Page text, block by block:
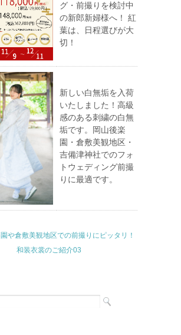
グ・前撮りを検討中
の新郎新婦様へ！ 紅
葉は、日程選びが大
切！
新しい白無垢を入荷
いたしました！高級
感のある刺繍の白無
垢です。岡山後楽
園・倉敷美観地区・
吉備津神社でのフォ
トウェディング前撮
りに最適です。
や倉敷美観地区での前撮りにピッタリ！
和装衣裳のご紹介03